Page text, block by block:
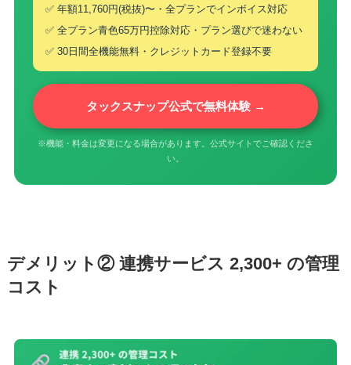
✅ 年額11,760円(税抜)〜・全プランでインボイス対応
✅ 全プラン青色65万円控除対応・プラン選びで迷わない
✅ 30日間全機能無料・クレジットカード登録不要
タックスナップ公式で無料体験 →
※機能・料金は変更になる場合があります。公式サイトでご確認くださ
い。
デメリット② 連携サービス 2,300+ の管理
コスト